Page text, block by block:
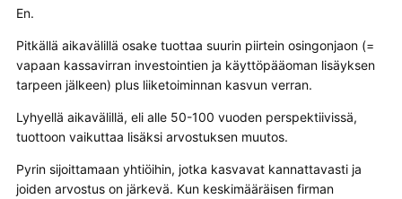
En.
Pitkällä aikavälillä osake tuottaa suurin piirtein osingonjaon (=
vapaan kassavirran investointien ja käyttöpääoman lisäyksen
tarpeen jälkeen) plus liiketoiminnan kasvun verran.
Lyhyellä aikavälillä, eli alle 50-100 vuoden perspektiivissä,
tuottoon vaikuttaa lisäksi arvostuksen muutos.
Pyrin sijoittamaan yhtiöihin, jotka kasvavat kannattavasti ja
joiden arvostus on järkevä. Kun keskimääräisen firman